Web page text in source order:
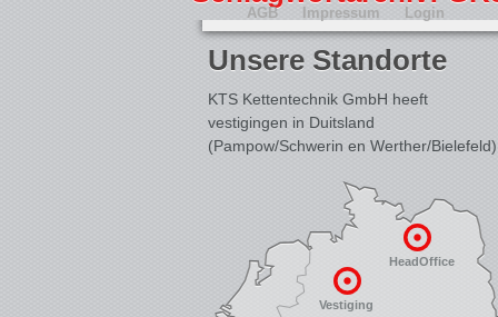
Unsere Standorte
KTS Kettentechnik GmbH heeft
vestigingen in Duitsland
(Pampow/Schwerin en Werther/
HeadOffice
Vestiging
AGB Impressum Login